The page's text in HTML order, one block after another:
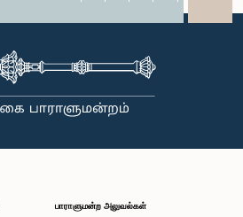
பாராளுமன்ற அலுவல்கள்